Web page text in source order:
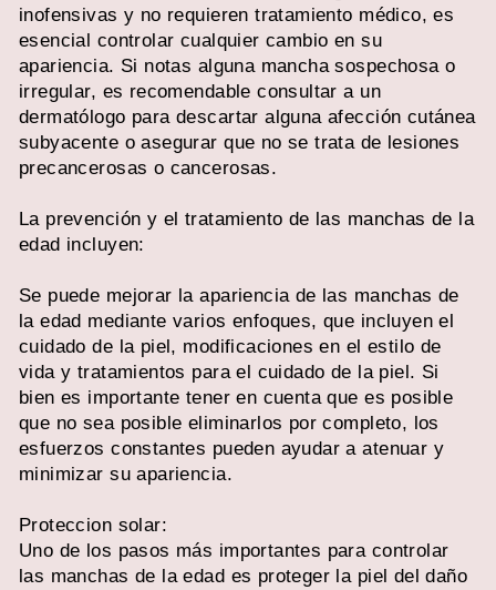
inofensivas y no requieren tratamiento médico, es
esencial controlar cualquier cambio en su
apariencia. Si notas alguna mancha sospechosa o
irregular, es recomendable consultar a un
dermatólogo para descartar alguna afección cutánea
subyacente o asegurar que no se trata de lesiones
precancerosas o cancerosas.
La prevención y el tratamiento de las manchas de la
edad incluyen:
Se puede mejorar la apariencia de las manchas de
la edad mediante varios enfoques, que incluyen el
cuidado de la piel, modificaciones en el estilo de
vida y tratamientos para el cuidado de la piel. Si
bien es importante tener en cuenta que es posible
que no sea posible eliminarlos por completo, los
esfuerzos constantes pueden ayudar a atenuar y
minimizar su apariencia.
Proteccion solar:
Uno de los pasos más importantes para controlar
las manchas de la edad es proteger la piel del daño